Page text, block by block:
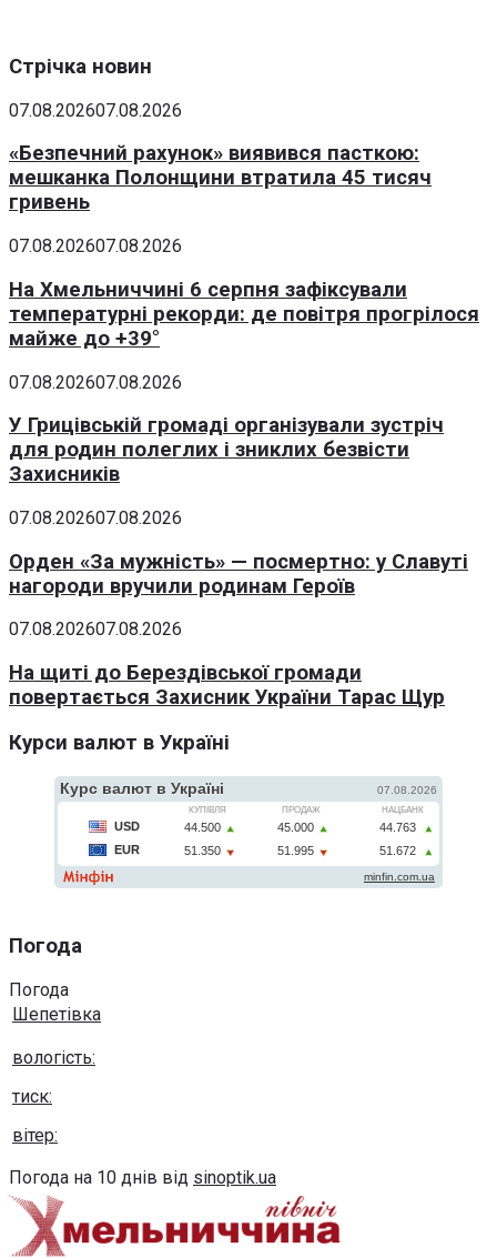
Стрічка новин
07.08.202607.08.2026
«Безпечний рахунок» виявився пасткою:
мешканка Полонщини втратила 45 тисяч
гривень
07.08.202607.08.2026
На Хмельниччині 6 серпня зафіксували
температурні рекорди: де повітря прогрілося
майже до +39°
07.08.202607.08.2026
У Грицівській громаді організували зустріч
для родин полеглих і зниклих безвісти
Захисників
07.08.202607.08.2026
Орден «За мужність» — посмертно: у Славуті
нагороди вручили родинам Героїв
07.08.202607.08.2026
На щиті до Берездівської громади
повертається Захисник України Тарас Щур
Курси валют в Україні
Погода
Погода
Шепетівка
вологість:
тиск:
вітер:
Погода на 10 днів від sinoptik.ua